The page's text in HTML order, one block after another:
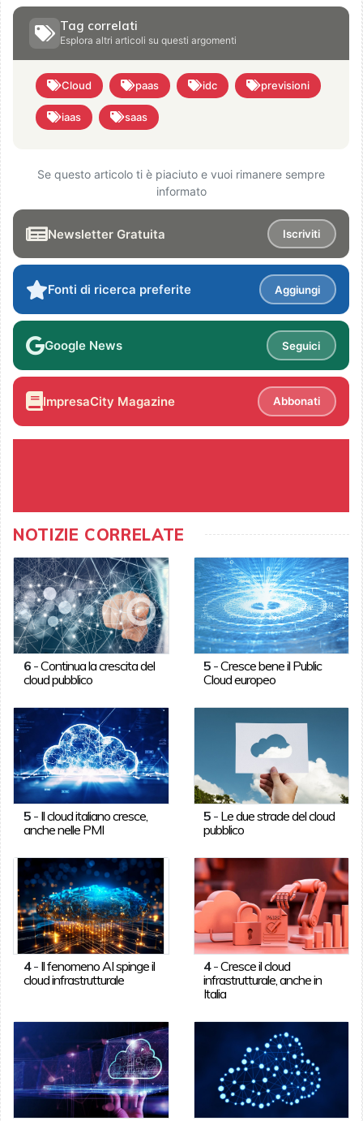
Tag correlati
Esplora altri articoli su questi argomenti
Cloud paas idc previsioni
iaas saas
Se questo articolo ti è piaciuto e vuoi rimanere sempre
informato
Newsletter Gratuita Iscriviti
Fonti di ricerca preferite Aggiungi
Google News Seguici
ImpresaCity Magazine Abbonati
NOTIZIE CORRELATE
6-Continua la crescita del
cloud pubblico
5 -Cresce bene il Public
Cloud europeo
5- Il cloud italiano cresce,
anche nelle PMI
5 - Le due strade del cloud
pubblico
4- Il fenomeno AI spinge il
cloud infrastrutturale
4-Cresce il cloud
infrastrutturale, anche in
Italia